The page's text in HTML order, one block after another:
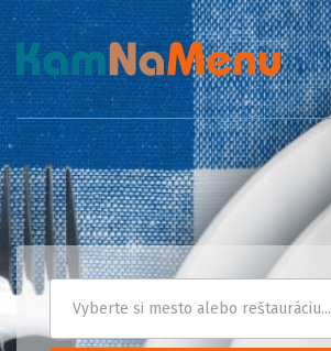
Vyberte si mesto alebo reštauráciu...